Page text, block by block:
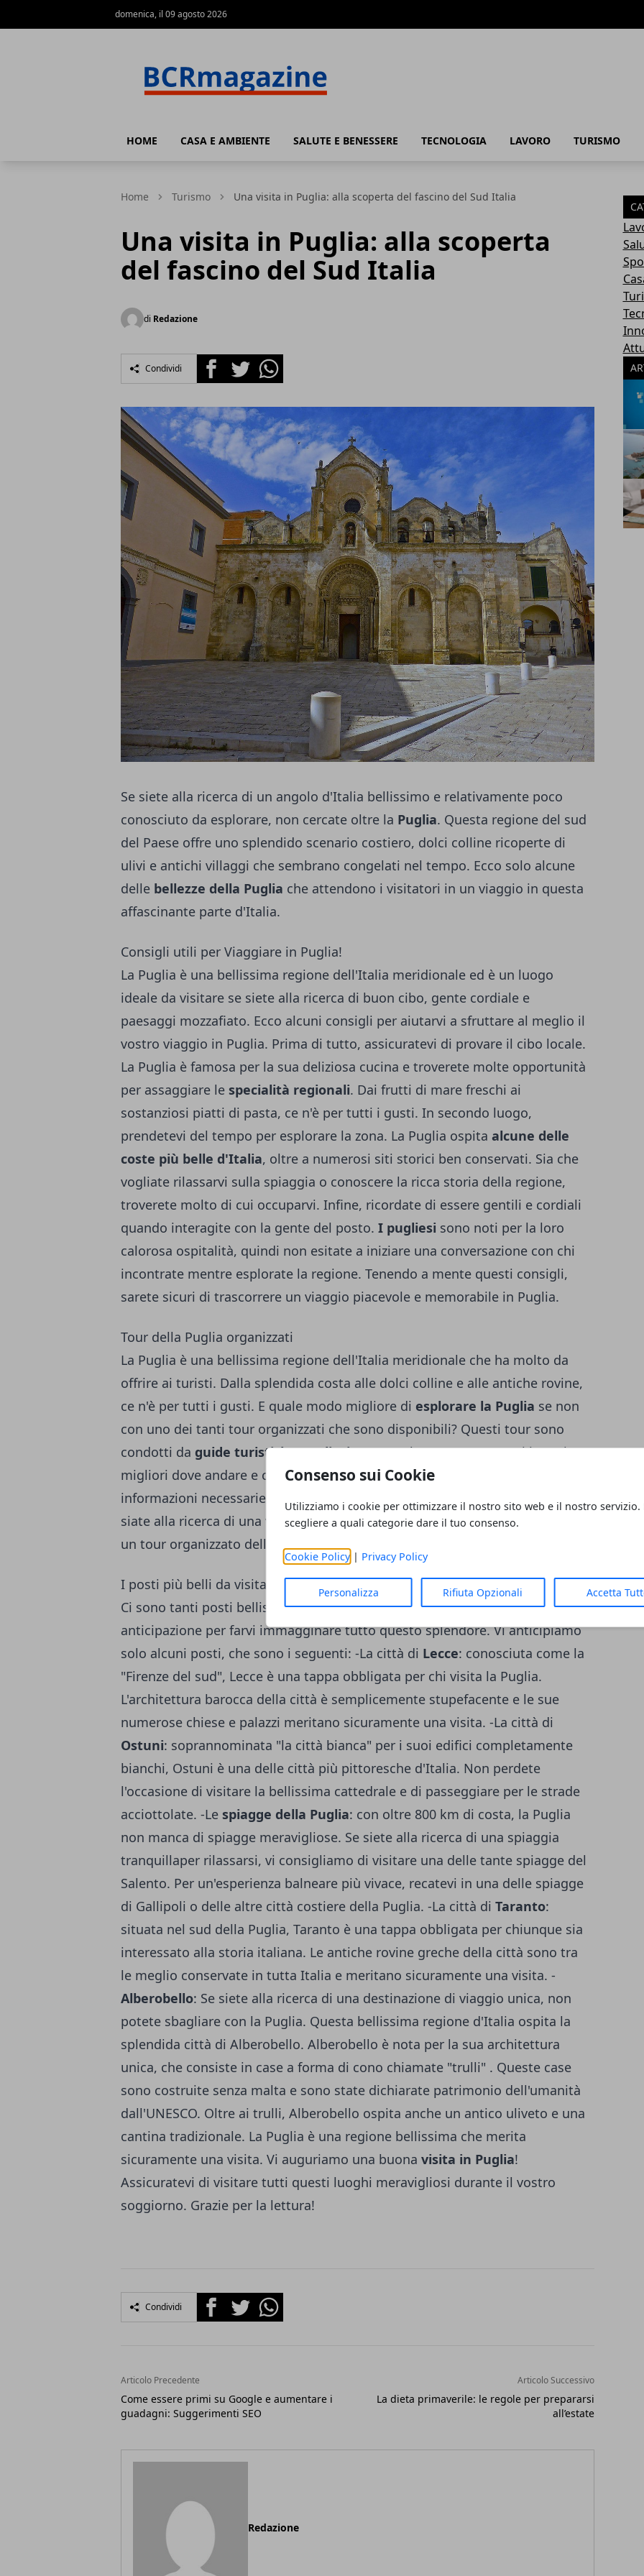
Consenso sui Cookie
Utilizziamo i cookie per ottimizzare il nostro sito web e il nostro servizio.
scegliere a quali categorie dare il tuo consenso.
Cookie Policy| Privacy Policy
Personalizza Rifiuta Opzionali Accetta
domenica, il 09 agosto 2026
HOME CASA E AMBIENTE SALUTE E BENESSERE TECNOLOGIA LAVORO TURISMO
Home Turismo Una visita in Puglia: alla scoperta del fascino del Sud Italia
Una visita in Puglia: alla scoperta
del fascino del Sud Italia
di Redazione
Condividi FacebookTwitterWhatsapp
Se siete alla ricerca di un angolo d'Italia bellissimo e relativamente poco
conosciuto da esplorare, non cercate oltre la Puglia. Questa regione del sud
del Paese offre uno splendido scenario costiero, dolci colline ricoperte di
ulivi e antichi villaggi che sembrano congelati nel tempo. Ecco solo alcune
delle bellezze della Puglia che attendono i visitatori in un viaggio in questa
affascinante parte d'Italia.
Consigli utili per Viaggiare in Puglia!
La Puglia è una bellissima regione dell'Italia meridionale ed è un luogo
ideale da visitare se siete alla ricerca di buon cibo, gente cordiale e
paesaggi mozzafiato. Ecco alcuni consigli per aiutarvi a sfruttare al meglio il
vostro viaggio in Puglia. Prima di tutto, assicuratevi di provare il cibo locale.
La Puglia è famosa per la sua deliziosa cucina e troverete molte opportunità
per assaggiare le specialità regionali. Dai frutti di mare freschi ai
sostanziosi piatti di pasta, ce n'è per tutti i gusti. In secondo luogo,
prendetevi del tempo per esplorare la zona. La Puglia ospita alcune delle
coste più belle d'Italia, oltre a numerosi siti storici ben conservati. Sia che
vogliate rilassarvi sulla spiaggia o conoscere la ricca storia della regione,
troverete molto di cui occuparvi. Infine, ricordate di essere gentili e cordiali
quando interagite con la gente del posto. I pugliesi sono noti per la loro
calorosa ospitalità, quindi non esitate a iniziare una conversazione con chi
incontrate mentre esplorate la regione. Tenendo a mente questi consigli,
sarete sicuri di trascorrere un viaggio piacevole e memorabile in Puglia.
Tour della Puglia organizzati
La Puglia è una bellissima regione dell'Italia meridionale che ha molto da
offrire ai turisti. Dalla splendida costa alle dolci colline e alle antiche rovine,
ce n'è per tutti i gusti. E quale modo migliore di esplorare la Puglia se non
con uno dei tanti tour organizzati che sono disponibili? Questi tour sono
condotti da guide turistiche pugliesiesperte che conoscono tutti i posti
migliori dove andare e cosa vedere. Inoltre, vi forniranno tutte le
informazioni necessarie sulla storia e sulla cultura della regione. Quindi, che
siate alla ricerca di una vacanza rilassante o di un'avventura emozionante,
un tour organizzato della Puglia è l'opzione perfetta.
I posti più belli da visitare in Puglia
Ci sono tanti posti bellissimi da visitare in Puglia e non basta una breve
anticipazione per farvi immagginare tutto questo splendore. Vi anticipiamo
solo alcuni posti, che sono i seguenti: -La città di Lecce: conosciuta come la
"Firenze del sud", Lecce è una tappa obbligata per chi visita la Puglia.
L'architettura barocca della città è semplicemente stupefacente e le sue
numerose chiese e palazzi meritano sicuramente una visita. -La città di
Ostuni: soprannominata "la città bianca" per i suoi edifici completamente
bianchi, Ostuni è una delle città più pittoresche d'Italia. Non perdete
l'occasione di visitare la bellissima cattedrale e di passeggiare per le strade
acciottolate. -Le spiagge della Puglia: con oltre 800 km di costa, la Puglia
non manca di spiagge meravigliose. Se siete alla ricerca di una spiaggia
tranquillaper rilassarsi, vi consigliamo di visitare una delle tante spiagge del
Salento. Per un'esperienza balneare più vivace, recatevi in una delle spiagge
di Gallipoli o delle altre città costiere della Puglia. -La città di Taranto:
situata nel sud della Puglia, Taranto è una tappa obbligata per chiunque sia
interessato alla storia italiana. Le antiche rovine greche della città sono tra
le meglio conservate in tutta Italia e meritano sicuramente una visita. -
Alberobello: Se siete alla ricerca di una destinazione di viaggio unica, non
potete sbagliare con la Puglia. Questa bellissima regione d'Italia ospita la
splendida città di Alberobello. Alberobello è nota per la sua architettura
unica, che consiste in case a forma di cono chiamate "trulli" . Queste case
sono costruite senza malta e sono state dichiarate patrimonio dell'umanità
dall'UNESCO. Oltre ai trulli, Alberobello ospita anche un antico uliveto e una
cantina tradizionale. La Puglia è una regione bellissima che merita
sicuramente una visita. Vi auguriamo una buona visita in Puglia!
Assicuratevi di visitare tutti questi luoghi meravigliosi durante il vostro
soggiorno. Grazie per la lettura!
Condividi FacebookTwitterWhatsapp
Articolo Precedente
Come essere primi su Google e aumentare i
guadagni: Suggerimenti SEO
Articolo Successivo
La dieta primaverile: le regole per prepararsi
all’estate
Redazione